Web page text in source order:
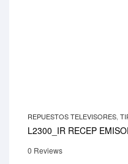
REPUESTOS TELEVISORES
L2300_IR RECEP
0 Reviews